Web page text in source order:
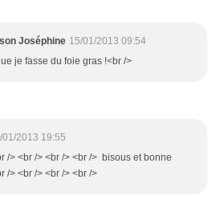
Joséphine 15/01/2013 09:54
je fasse du foie gras !<br />
01/2013 19:55
/> <br /> <br /> <br /> bisous et bonne
/> <br /> <br /> <br />